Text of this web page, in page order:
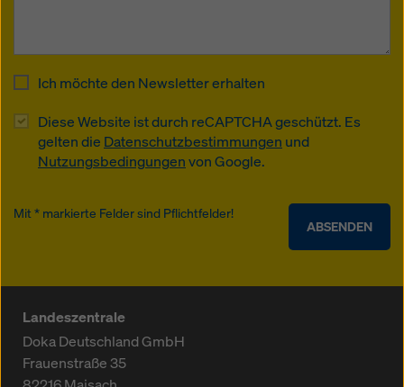
Ich möchte den Newsletter erhalten
Diese Website ist durch reCAPTCHA geschützt. Es
gelten die Datenschutzbestimmungen und
Nutzungsbedingungenvon Google.
ABSENDEN
Mit * markierte Felder sind Pflichtfelder!
Landeszentrale
Doka Deutschland GmbH
Frauenstraße 35